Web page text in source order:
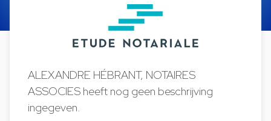
ALEXANDRE HÉBRANT, NOTAIRES
ASSOCIES heeft nog geen beschrijving
ingegeven.